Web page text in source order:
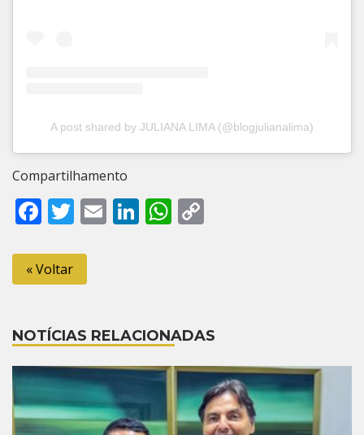
A post shared by JULIANA LIMA (@blogjulianalima)
Compartilhamento
Facebook
Twitter
EmailLinkedIn
WhatsApp
« Voltar
NOTÍCIAS RELACIONADAS